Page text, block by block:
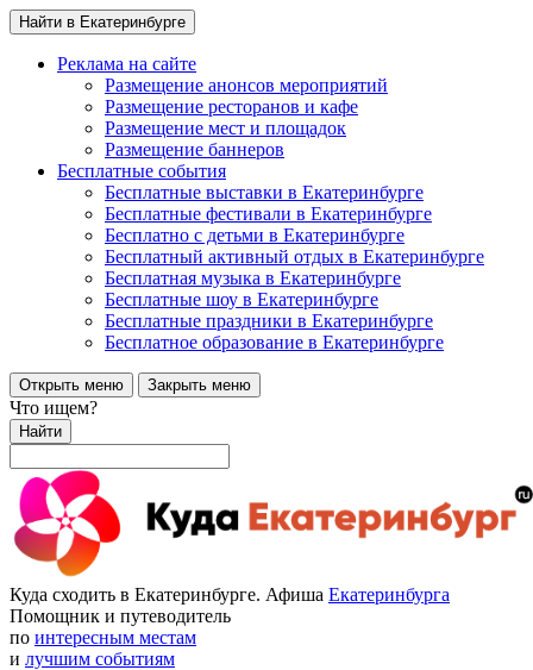
Найти в Екатеринбурге
Реклама на сайте
Размещение анонсов мероприятий
Размещение ресторанов и кафе
Размещение мест и площадок
Размещение баннеров
Бесплатные события
Бесплатные выставки в Екатеринбурге
Бесплатные фестивали в Екатеринбурге
Бесплатно с детьми в Екатеринбурге
Бесплатный активный отдых в Екатеринбурге
Бесплатная музыка в Екатеринбурге
Бесплатные шоу в Екатеринбурге
Бесплатные праздники в Екатеринбурге
Бесплатное образование в Екатеринбурге
Открыть меню Закрыть меню
Что ищем?
Найти
Куда сходить в Екатеринбурге. Афиша Екатеринбурга
Помощник и путеводитель
по интересным местам
и лучшим событиям